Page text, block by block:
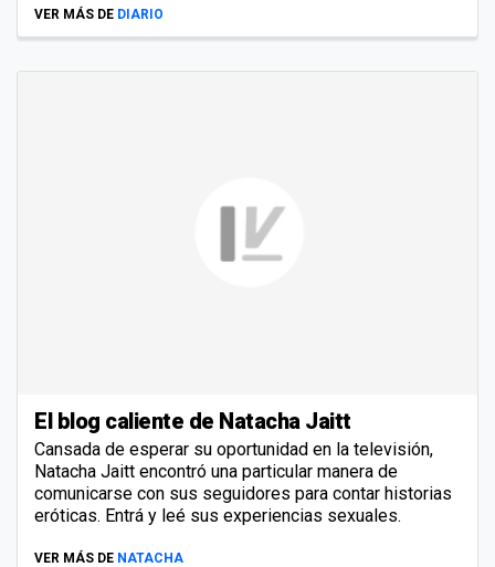
VER MÁS DE DIARIO
El blog caliente de Natacha Jaitt
Cansada de esperar su oportunidad en la televisión,
Natacha Jaitt encontró una particular manera de
comunicarse con sus seguidores para contar historias
eróticas. Entrá y leé sus experiencias sexuales.
VER MÁS DE NATACHA